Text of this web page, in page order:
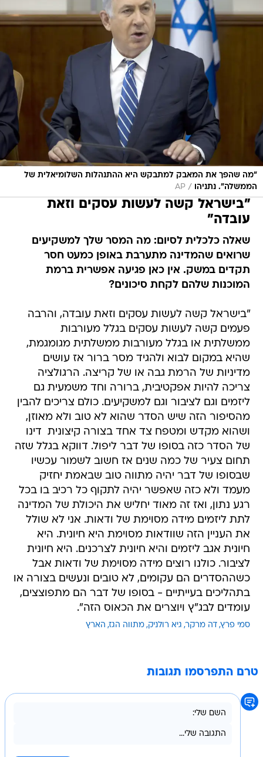
"מה שהפך את המאבק למתבקש היא ההתנהלות השלומיאלית של
הממשלה". נתניהו
/
AP
"בישראל קשה לעשות עסקים וזאת
עובדה"
שאלה כלכלית לסיום: מה המסר שלך למשקיעים
שרואים שהמדינה מתערבת באופן כמעט חסר
תקדים במשק. אין כאן פגיעה אפשרית ברמת
המוכנות שלהם לקחת סיכונים?
"בישראל קשה לעשות עסקים וזאת עובדה, והרבה
פעמים קשה לעשות עסקים בגלל מעורבות
ממשלתית או בגלל מעורבות ממשלתית מגומגמת,
שהיא במקום לבוא ולהגיד מסר ברור אז עושים
מדיניות של הרמת גבה או של קריצה. הרגולציה
צריכה להיות אפקטיבית, ברורה וחד משמעית גם
ליזמים וגם לציבור וגם למשקיעים. כולם צריכים להבין
מהסיפור הזה שיש הסדר שהוא לא טוב ולא מאוזן,
ושהוא מקדש ומטפח צד אחד בצורה קיצונית  דינו
של הסדר כזה בסופו של דבר ליפול. דווקא בגלל שזה
תחום צעיר של כמה שנים אז חשוב לשמור עכשיו
שבסופו של דבר יהיה מתווה טוב שבאמת יחזיק
מעמד ולא כזה שאפשר יהיה לתקוף כל רכיב בו בכל
רגע נתון, ואז זה מאוד יחליש את היכולת של המדינה
לתת ליזמים מידה מסוימת של ודאות. אני לא שולל
את העניין הזה שוודאות מסוימת היא חיונית. היא
חיונית אגב ליזמים והיא חיונית לצרכנים. היא חיונית
לציבור. כולנו רוצים מידה מסוימת של ודאות אבל
כשההסדרים הם עקומים, לא טובים ונעשים בצורה או
בתהליכים בעייתיים - בסופו של דבר הם מתפוצצים,
עומדים לבג"ץ ויוצרים את הכאוס הזה".
סמי פרץ דה מרקר גיא רולניק מתווה הגז הארץ
טרם התפרסמו תגובות